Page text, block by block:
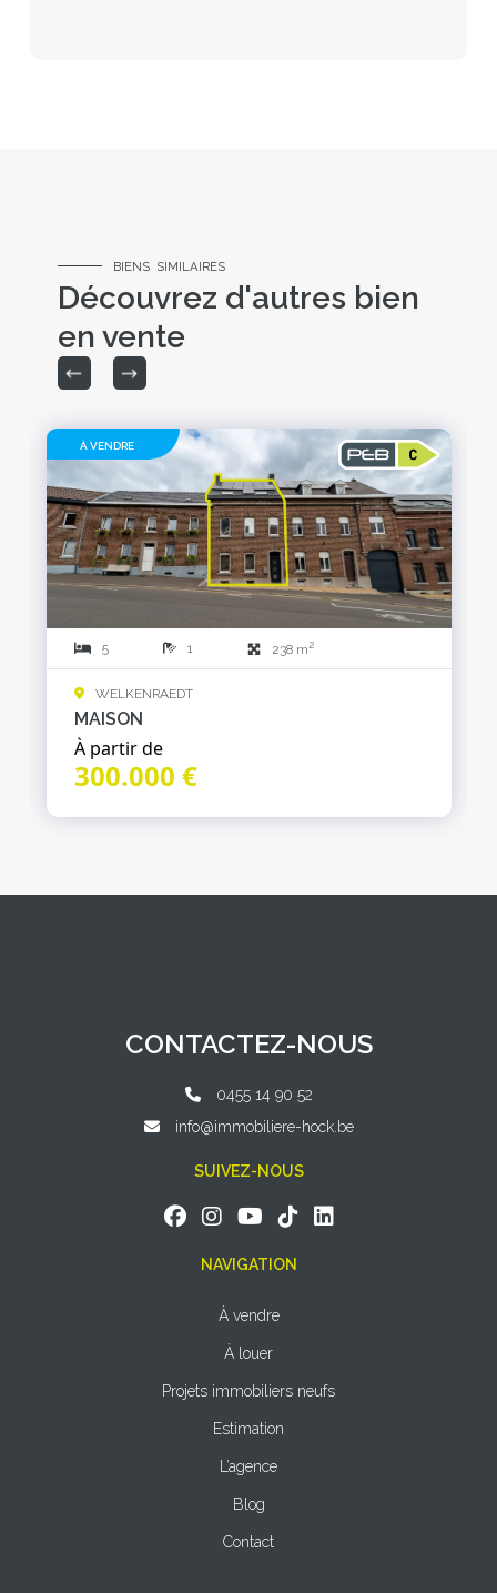
BIENS SIMILAIRES
Découvrez d'autres bien
en vente
À VENDRE
5 1 238 m2
WELKENRAEDT
MAISON
À partir de
300.000 €
CONTACTEZ-NOUS
0455 14 90 52
info@immobiliere-hock.be
SUIVEZ-NOUS
NAVIGATION
À vendre
À louer
Projets immobiliers neufs
Estimation
L’agence
Blog
Contact